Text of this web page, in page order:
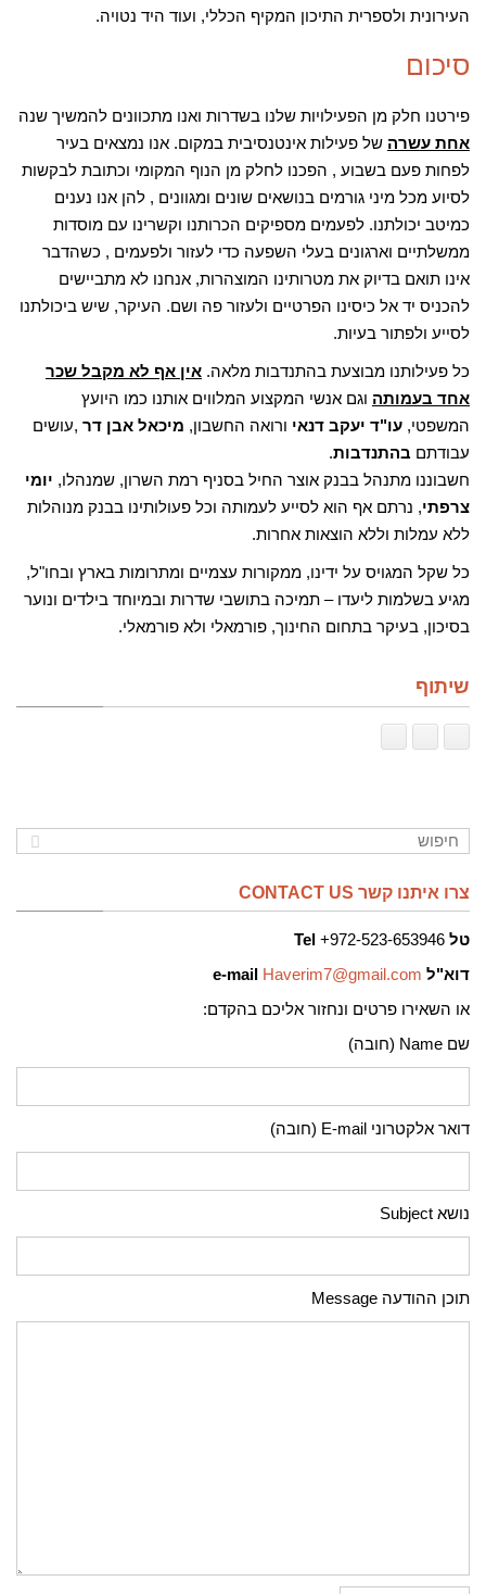
העירונית ולספרית התיכון המקיף הכללי, ועוד היד נטויה.
סיכום
פירטנו חלק מן הפעילויות שלנו בשדרות ואנו מתכוונים להמשיך שנה
אחת עשרה של פעילות אינטנסיבית במקום. אנו נמצאים בעיר
לפחות פעם בשבוע , הפכנו לחלק מן הנוף המקומי וכתובת לבקשות
לסיוע מכל מיני גורמים בנושאים שונים ומגוונים , להן אנו נענים
כמיטב יכולתנו. לפעמים מספיקים הכרותנו וקשרינו עם מוסדות
ממשלתיים וארגונים בעלי השפעה כדי לעזור ולפעמים , כשהדבר
אינו תואם בדיוק את מטרותינו המוצהרות, אנחנו לא מתביישים
להכניס יד אל כיסינו הפרטיים ולעזור פה ושם. העיקר, שיש ביכולתנו
לסייע ולפתור בעיות.
כל פעילותנו מבוצעת בהתנדבות מלאה. אין אף לא מקבל שכר
אחד בעמותה וגם אנשי המקצוע המלווים אותנו כמו היועץ
המשפטי, עו"ד יעקב דנאי ורואה החשבון, מיכאל אבן דר ,עושים
עבודתם בהתנדבות.
חשבוננו מתנהל בבנק אוצר החיל בסניף רמת השרון, שמנהלו, יומי
צרפתי, נרתם אף הוא לסייע לעמותה וכל פעולותינו בבנק מנוהלות
ללא עמלות וללא הוצאות אחרות.
כל שקל המגויס על ידינו, ממקורות עצמיים ומתרומות בארץ ובחו"ל,
מגיע בשלמות ליעדו – תמיכה בתושבי שדרות ובמיוחד בילדים ונוער
בסיכון, בעיקר בתחום החינוך, פורמאלי ולא פורמאלי.
שיתוף
צרו איתנו קשר CONTACT US
טל
Tel
דוא"ל
e-mail Haverim7@gmail.com
או השאירו פרטים ונחזור אליכם בהקדם:
שם Name (חובה)
דואר אלקטרוני E-mail (חובה)
נושא Subject
תוכן ההודעה Message